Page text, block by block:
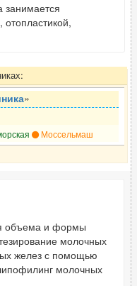
занимается
»
Моссельмаш
объема и формы
молочных
желез с помощью
молочных